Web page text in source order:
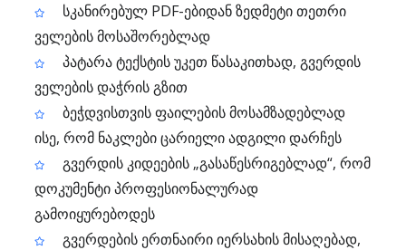
სკანირებულ PDF-ებიდან ზედმეტი თეთრი
ველების მოსაშორებლად
პატარა ტექსტის უკეთ წასაკითხად, გვერდის
ველების დაჭრის გზით
ბეჭდვისთვის ფაილების მოსამზადებლად
ისე, რომ ნაკლები ცარიელი ადგილი დარჩეს
გვერდის კიდეების „გასაწესრიგებლად“, რომ
დოკუმენტი პროფესიონალურად
გამოიყურებოდეს
გვერდების ერთნაირი იერსახის მისაღებად,